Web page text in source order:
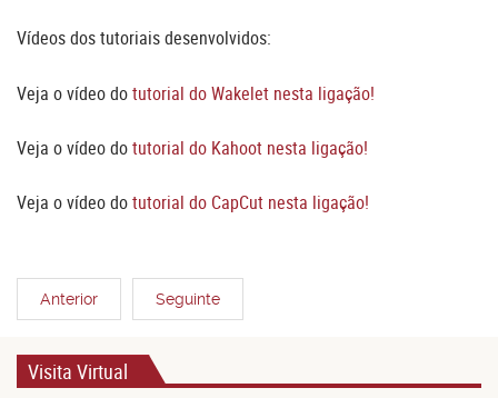
Vídeos dos tutoriais desenvolvidos:
Veja o vídeo dotutorial do Wakelet nesta ligação!
Veja o vídeo dotutorial do Kahoot nesta ligação!
Veja o vídeo dotutorial do CapCut nesta ligação!
Anterior Seguinte
Visita Virtual